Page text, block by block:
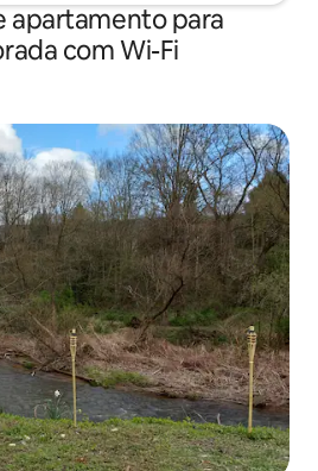
apartamento para
com Wi-Fi